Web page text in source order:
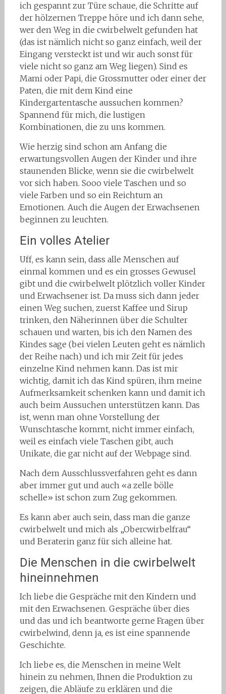
ich gespannt zur Türe schaue, die Schritte auf
der hölzernen Treppe höre und ich dann sehe,
wer den Weg in die cwirbelwelt gefunden hat
(das ist nämlich nicht so ganz einfach, weil der
Eingang versteckt ist und wir auch sonst für
viele nicht so ganz am Weg liegen). Sind es
Mami oder Papi, die Grossmutter oder einer der
Paten, die mit dem Kind eine
Kindergartentasche aussuchen kommen?
Spannend für mich, die lustigen
Kombinationen, die zu uns kommen.
Wie herzig sind schon am Anfang die
erwartungsvollen Augen der Kinder und ihre
staunenden Blicke, wenn sie die cwirbelwelt
vor sich haben. Sooo viele Taschen und so
viele Farben und so ein Reichtum an
Emotionen. Auch die Augen der Erwachsenen
beginnen zu leuchten.
Ein volles Atelier
Uff, es kann sein, dass alle Menschen auf
einmal kommen und es ein grosses Gewusel
gibt und die cwirbelwelt plötzlich voller Kinder
und Erwachsener ist. Da muss sich dann jeder
einen Weg suchen, zuerst Kaffee und Sirup
trinken, den Näherinnen über die Schulter
schauen und warten, bis ich den Namen des
Kindes sage (bei vielen Leuten geht es nämlich
der Reihe nach) und ich mir Zeit für jedes
einzelne Kind nehmen kann. Das ist mir
wichtig, damit ich das Kind spüren, ihm meine
Aufmerksamkeit schenken kann und damit ich
auch beim Aussuchen unterstützen kann. Das
ist, wenn man ohne Vorstellung der
Wunschtasche kommt, nicht immer einfach,
weil es einfach viele Taschen gibt, auch
Unikate, die gar nicht auf der Webpage sind.
Nach dem Ausschlussverfahren geht es dann
aber immer gut und auch «a zelle bölle
schelle» ist schon zum Zug gekommen.
Es kann aber auch sein, dass man die ganze
cwirbelwelt und mich als „Obercwirbelfrau“
und Beraterin ganz für sich alleine hat.
Die Menschen in die cwirbelwelt
hineinnehmen
Ich liebe die Gespräche mit den Kindern und
mit den Erwachsenen. Gespräche über dies
und das und ich beantworte gerne Fragen über
cwirbelwind, denn ja, es ist eine spannende
Geschichte.
Ich liebe es, die Menschen in meine Welt
hinein zu nehmen, Ihnen die Produktion zu
zeigen, die Abläufe zu erklären und die